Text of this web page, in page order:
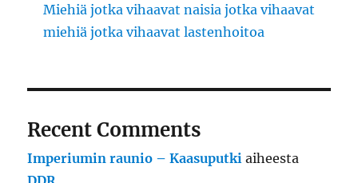
Miehiä jotka vihaavat naisia jotka vihaavat
miehiä jotka vihaavat lastenhoitoa
Recent Comments
Imperiumin raunio – Kaasuputki aiheesta